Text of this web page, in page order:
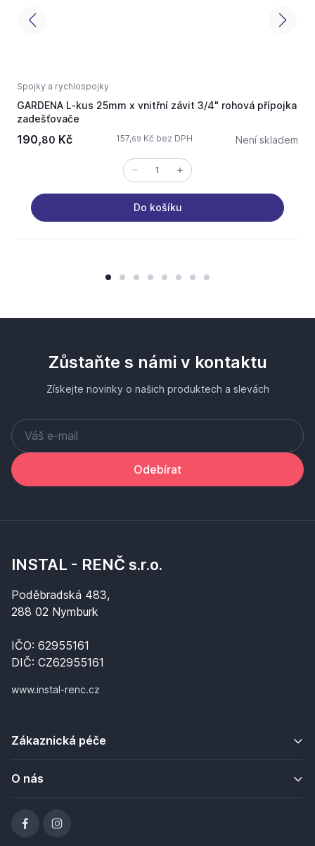
Spojky a rychlospojky
GARDENA L-kus 25mm x vnitřní závit 3/4" rohová přípojka
zadešťovače
190,80 Kč 157,69 Kč bez DPH Není skladem
Do košíku
Zůstaňte s námi v kontaktu
Získejte novinky o našich produktech a slevách
Odebírat
INSTAL - RENČ s.r.o.
Poděbradská 483,
288 02 Nymburk
IČO: 62955161
DIČ: CZ62955161
www.instal-renc.cz
Zákaznická péče
O nás